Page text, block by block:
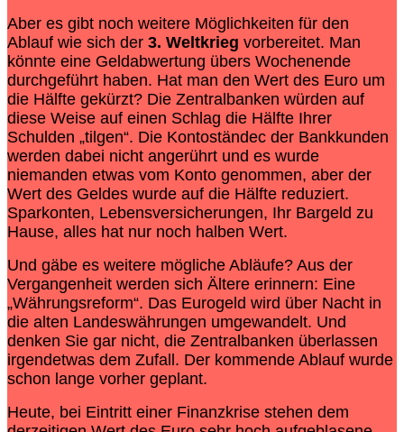
Aber es gibt noch weitere Möglichkeiten für den
Ablauf wie sich der 3. Weltkrieg vorbereitet. Man
könnte eine Geldabwertung übers Wochenende
durchgeführt haben. Hat man den Wert des Euro um
die Hälfte gekürzt? Die Zentralbanken würden auf
diese Weise auf einen Schlag die Hälfte Ihrer
Schulden „tilgen“. Die Kontoständec der Bankkunden
werden dabei nicht angerührt und es wurde
niemanden etwas vom Konto genommen, aber der
Wert des Geldes wurde auf die Hälfte reduziert.
Sparkonten, Lebensversicherungen, Ihr Bargeld zu
Hause, alles hat nur noch halben Wert.
Und gäbe es weitere mögliche Abläufe? Aus der
Vergangenheit werden sich Ältere erinnern: Eine
„Währungsreform“. Das Eurogeld wird über Nacht in
die alten Landeswährungen umgewandelt. Und
denken Sie gar nicht, die Zentralbanken überlassen
irgendetwas dem Zufall. Der kommende Ablauf wurde
schon lange vorher geplant.
Heute, bei Eintritt einer Finanzkrise stehen dem